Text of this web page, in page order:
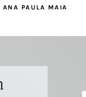
ANA PAULA MAIA